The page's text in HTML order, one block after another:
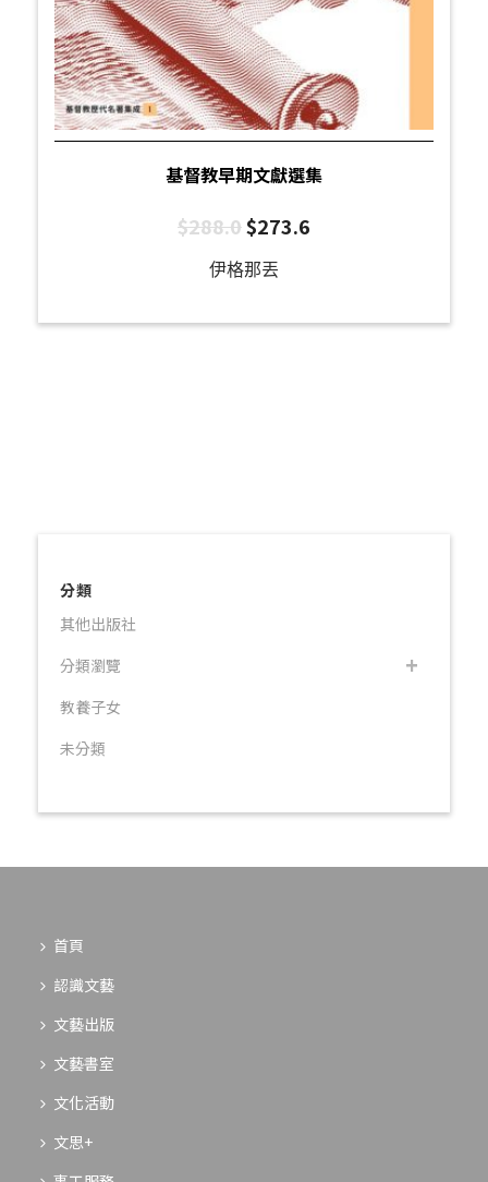
基督教早期文獻選集
$288.0$273.6
伊格那丟
分類
其他出版社
分類瀏覽
教養子女
未分類
首頁
認識文藝
文藝出版
文藝書室
文化活動
文思+